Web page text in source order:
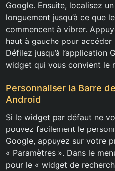
Google. Ensuite, localisez
longuement jusqu’à ce que
commencent à vibrer.
haut à gauche pour accéder
Défilez jusqu’à l’application
widget qui vous convient le
Personnaliser la Barre
Android
Si le widget par défaut ne
pouvez facilement le
Google, appuyez sur votre
« Paramètres ». Dans le
pour le « widget de